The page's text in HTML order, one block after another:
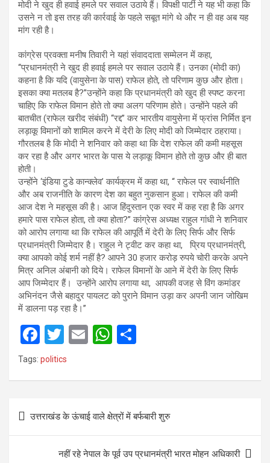
मोदी ने खुद ही हवाई हमले पर सवाल उठाये हैं। विपक्षी पार्टी ने यह भी कहा कि
उसने न तो इस तरह की कार्रवाई के पहले सबूत मांगे थे और न ही वह अब यह
मांग रही है।
कांग्रेस प्रवक्ता मनीष तिवारी ने यहां संवाददाता सम्मेलन में कहा,
‘‘प्रधानमंत्री ने खुद ही हवाई हमले पर सवाल उठाये हैं। उनका (मोदी का)
कहना है कि यदि (वायुसेना के पास) राफेल होते, तो परिणाम कुछ और होता।
इसका क्या मतलब है?’’उन्होंने कहा कि प्रधानमंत्री को खुद ही स्पष्ट करना
चाहिए कि राफेल विमान होते तो क्या अलग परिणाम होते। उन्होंने पहले की
बातचीत (राफेल खरीद संबंधी) ‘‘रद्द’’ कर भारतीय वायुसेना में फ्रांस निर्मित इन
लड़ाकू विमानों को शामिल करने में देरी के लिए मोदी को जिम्मेदार ठहराया।
गौरतलब है कि मोदी ने शनिवार को कहा था कि देश राफेल की कमी महसूस
कर रहा है और अगर भारत के पास ये लड़ाकू विमान होते तो कुछ और ही बात
होती।
उन्होंने ‘इंडिया टुडे कान्क्लेव’ कार्यक्रम में कहा था, ‘‘ राफेल पर स्वार्थनीति
और अब राजनीति के कारण देश का बहुत नुकसान हुआ। राफेल की कमी
आज देश ने महसूस की है। आज हिंदुस्तान एक स्वर में कह रहा है कि अगर
हमारे पास राफेल होता, तो क्या होता?’’ कांग्रेस अध्यक्ष राहुल गांधी ने शनिवार
को आरोप लगाया था कि राफेल की आपूर्ति में देरी के लिए सिर्फ और सिर्फ
प्रधानमंत्री जिम्मेदार है। राहुल ने ट्वीट कर कहा था, प्रिय प्रधानमंत्री,
क्या आपको कोई शर्म नहीं है? आपने 30 हजार करोड़ रुपये चोरी करके अपने
मित्र अनिल अंबानी को दिये। राफेल विमानों के आने में देरी के लिए सिर्फ
आप जिम्मेदार हैं। उन्होंने आरोप लगाया था, आपकी वजह से विंग कमांडर
अभिनंदन जैसे बहादुर पायलट को पुराने विमान उड़ा कर अपनी जान जोखिम
में डालना पड़ रहा है।’’
F
a
o
o
T
wi
E
W
A
p
p
Tags: politics
उत्तराखंड के ऊंचाई वाले क्षेत्रों में बर्फबारी शुरु
नहीं रहे नेपाल के पूर्व उप प्रधानमंत्री भारत मोहन अधिकारी